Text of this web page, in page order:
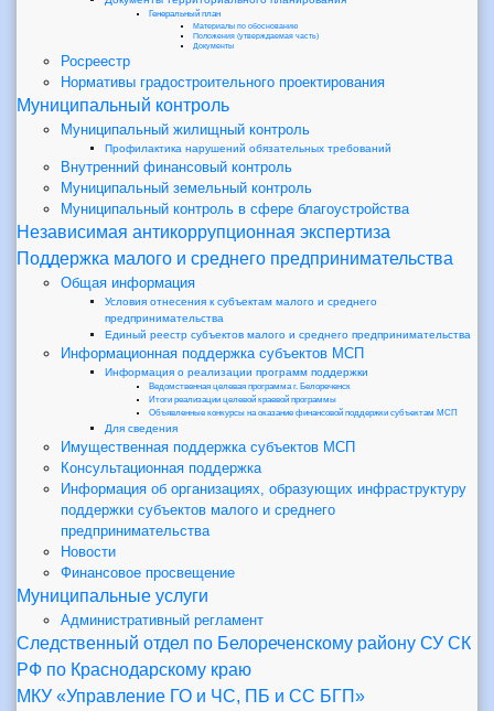
Генеральный план
Материалы по обоснованию
Положения (утверждаемая часть)
Документы
Росреестр
Нормативы градостроительного проектирования
Муниципальный контроль
Муниципальный жилищный контроль
Профилактика нарушений обязательных требований
Внутренний финансовый контроль
Муниципальный земельный контроль
Муниципальный контроль в сфере благоустройства
Независимая антикоррупционная экспертиза
Поддержка малого и среднего предпринимательства
Общая информация
Условия отнесения к субъектам малого и среднего
предпринимательства
Единый реестр субъектов малого и среднего предпринимательства
Информационная поддержка субъектов МСП
Информация о реализации программ поддержки
Ведомственная целевая программа г. Белореченск
Итоги реализации целевой краевой программы
Объявленные конкурсы на оказание финансовой поддержки субъектам МСП
Для сведения
Имущественная поддержка субъектов МСП
Консультационная поддержка
Информация об организациях, образующих инфраструктуру
поддержки субъектов малого и среднего
предпринимательства
Новости
Финансовое просвещение
Муниципальные услуги
Административный регламент
Следственный отдел по Белореченскому району СУ СК
РФ по Краснодарскому краю
МКУ «Управление ГО и ЧС, ПБ и СС БГП»